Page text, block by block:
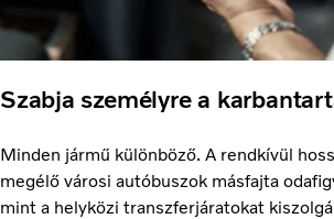
Szabja személyre a
Minden jármű különböző. A rendkívül
megélő városi autóbuszok másfajta
mint a helyközi transzferjáratokat